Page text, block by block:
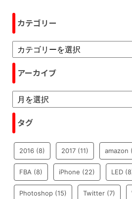
カテゴリー
アーカイブ
タグ
2016 (8) 2017 (11) amazon
FBA (8) iPhone (22) LED
Photoshop (15) Twitter (7)